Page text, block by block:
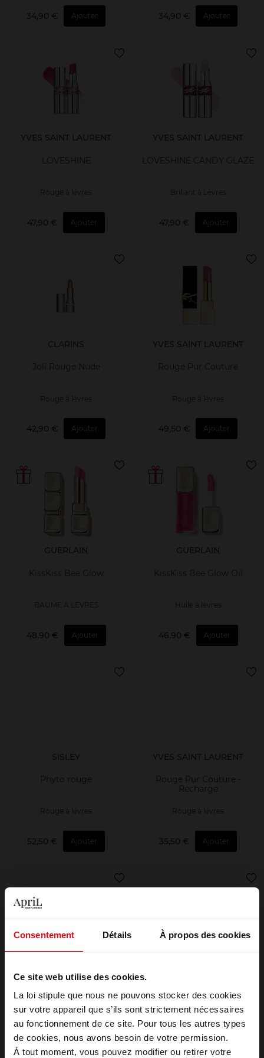
Consentement Détails À propos des cookies
Ce site web utilise des cookies.
La loi stipule que nous ne pouvons stocker des cookies
sur votre appareil que s’ils sont strictement nécessaires
au fonctionnement de ce site. Pour tous les autres types
de cookies, nous avons besoin de votre permission.
À tout moment, vous pouvez modifier ou retirer votre
34,90 € Ajouter 34,90 € Ajouter
YVES SAINT LAURENT
LOVESHINE
Rouge à lévres
47,90 € Ajouter
YVES SAINT LAURENT
LOVESHINE CANDY GLAZE
Brillant à Lèvres
47,90 € Ajouter
CLARINS
Joli Rouge Nude
Rouge à lévres
42,90 € Ajouter
YVES SAINT LAURENT
Rouge Pur Couture
Rouge à lévres
49,50 € Ajouter
GUERLAIN
KissKiss Bee Glow
BAUME À LÈVRES
48,90 € Ajouter
GUERLAIN
KissKiss Bee Glow Oil
Huile à lèvres
46,90 € Ajouter
SISLEY
Phyto rouge
Rouge à lévres
52,50 € Ajouter
YVES SAINT LAURENT
Rouge Pur Couture -
Recharge
Rouge à lévres
35,50 € Ajouter
41,90 € Ajouter 24,50 € Ajouter
Choisissez votre pays